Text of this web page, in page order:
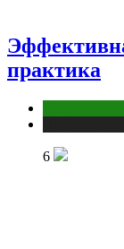
практика
6